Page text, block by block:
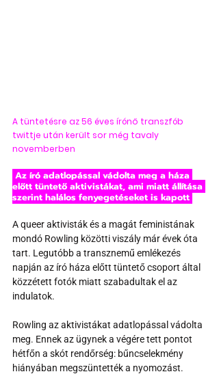
A tüntetésre az 56 éves írónő transzfób
twittje után került sor még tavaly
novemberben
előtt tüntető aktivistákat, ami miatt állítása
szerint halálos fenyegetéseket is kapott
A queer aktivisták és a magát feministának
mondó Rowling közötti viszály már évek óta
tart. Legutóbb a transznemű emlékezés
napján az író háza előtt tüntető csoport által
közzétett fotók miatt szabadultak el az
indulatok.
Rowling az aktivistákat adatlopással vádolta
meg. Ennek az ügynek a végére tett pontot
hétfőn a skót rendőrség: bűncselekmény
hiányában megszüntették a nyomozást.